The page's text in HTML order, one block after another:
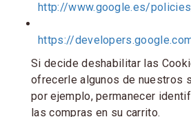
http://www.google.es/
https://
Si decide deshabilitar las
ofrecerle algunos de nuestros
por ejemplo, permanecer
las compras en su carrito.